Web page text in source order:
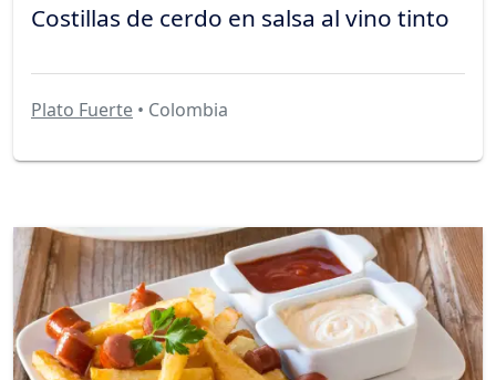
Costillas de cerdo en salsa al vino tinto
Plato Fuerte • Colombia